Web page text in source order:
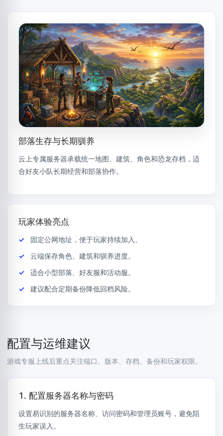
部落生存与长期驯养
云上专属服务器承载统一地图、建筑、角色和恐龙存档，适
合好友小队长期经营和部落协作。
玩家体验亮点
固定公网地址，便于玩家持续加入。
云端保存角色、建筑和驯养进度。
适合小型部落、好友服和活动服。
建议配合定期备份降低回档风险。
配置与运维建议
游戏专服上线后重点关注端口、版本、存档、备份和玩家权限。
1. 配置服务器名称与密码
设置易识别的服务器名称、访问密码和管理员账号，避免陌
生玩家误入。